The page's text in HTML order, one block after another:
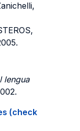
lengua
(check